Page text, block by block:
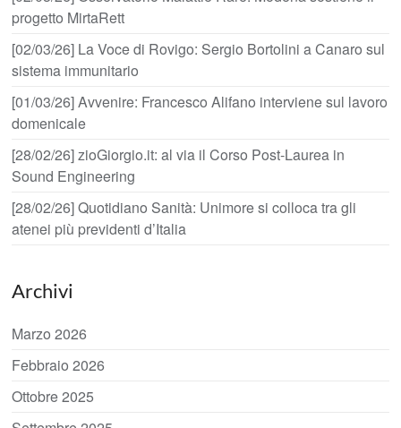
progetto MirtaRett
[02/03/26] La Voce di Rovigo: Sergio Bortolini a Canaro sul
sistema immunitario
[01/03/26] Avvenire: Francesco Alifano interviene sul lavoro
domenicale
[28/02/26] zioGiorgio.it: al via il Corso Post-Laurea in
Sound Engineering
[28/02/26] Quotidiano Sanità: Unimore si colloca tra gli
atenei più previdenti d’Italia
Archivi
Marzo 2026
Febbraio 2026
Ottobre 2025